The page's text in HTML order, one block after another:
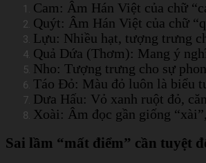
Cam: Âm Hán Việt của chữ
Quýt: Âm Hán Việt của chữ
Lựu: Nhiều hạt, tượng trưng
Quả Dứa (Thơm): Mang ý
Nho: Tượng trưng cho sự
Táo Đỏ: Màu đỏ luôn là biểu
Dưa Hấu: Vỏ xanh ruột đỏ,
Xoài: Âm đọc gần giống
Sai lầm “mất điểm” cần tuyệt